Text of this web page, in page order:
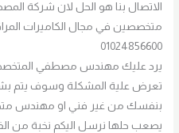
الاتصال بنا هو الحل لان شركة
متخصصين في مجال الكاميرات
01024856600
يرد عليك مهندس مصطفي
تعرض علية المشكلة وسوف يتم
بنفسك من غير فني او مهندس
يصعب حلها نرسل اليكم نخبة من